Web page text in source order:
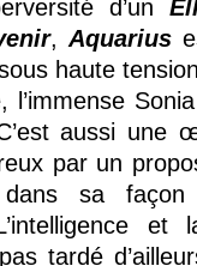
d’un
,Aquarius
haute
aussi une
par un
sa façon
et
tardé